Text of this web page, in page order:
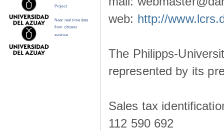
web: http://
The Philipps-
represented by its
Sales tax
112 590 692
Project
Near real time data
from citizens
science